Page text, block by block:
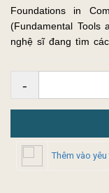
Foundations in
(Fundamental Tools
nghệ sĩ đang tìm
-
Thêm vào yêu